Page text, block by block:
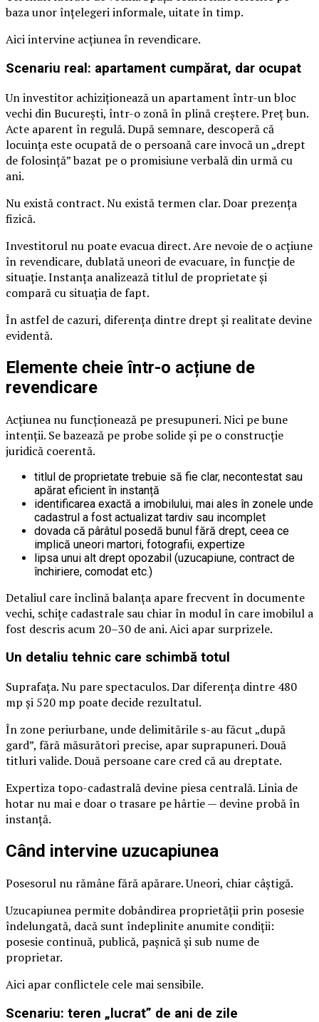
baza unor înțelegeri informale, uitate în timp.
Aici intervine acțiunea în revendicare.
Scenariu real: apartament cumpărat, dar ocupat
Un investitor achiziționează un apartament într-un bloc
vechi din București, într-o zonă în plină creștere. Preț bun.
Acte aparent în regulă. După semnare, descoperă că
locuința este ocupată de o persoană care invocă un „drept
de folosință” bazat pe o promisiune verbală din urmă cu
ani.
Nu există contract. Nu există termen clar. Doar prezența
fizică.
Investitorul nu poate evacua direct. Are nevoie de o acțiune
în revendicare, dublată uneori de evacuare, în funcție de
situație. Instanța analizează titlul de proprietate și
compară cu situația de fapt.
În astfel de cazuri, diferența dintre drept și realitate devine
evidentă.
Elemente cheie într-o acțiune de
revendicare
Acțiunea nu funcționează pe presupuneri. Nici pe bune
intenții. Se bazează pe probe solide și pe o construcție
juridică coerentă.
titlul de proprietate trebuie să fie clar, necontestat sau
apărat eficient în instanță
identificarea exactă a imobilului, mai ales în zonele unde
cadastrul a fost actualizat tardiv sau incomplet
dovada că pârâtul posedă bunul fără drept, ceea ce
implică uneori martori, fotografii, expertize
lipsa unui alt drept opozabil (uzucapiune, contract de
închiriere, comodat etc.)
Detaliul care înclină balanța apare frecvent în documente
vechi, schițe cadastrale sau chiar în modul în care imobilul a
fost descris acum 20–30 de ani. Aici apar surprizele.
Un detaliu tehnic care schimbă totul
Suprafața. Nu pare spectaculos. Dar diferența dintre 480
mp și 520 mp poate decide rezultatul.
În zone periurbane, unde delimitările s-au făcut „după
gard”, fără măsurători precise, apar suprapuneri. Două
titluri valide. Două persoane care cred că au dreptate.
Expertiza topo-cadastrală devine piesa centrală. Linia de
hotar nu mai e doar o trasare pe hârtie — devine probă în
instanță.
Când intervine uzucapiunea
Posesorul nu rămâne fără apărare. Uneori, chiar câștigă.
Uzucapiunea permite dobândirea proprietății prin posesie
îndelungată, dacă sunt îndeplinite anumite condiții:
posesie continuă, publică, pașnică și sub nume de
proprietar.
Aici apar conflictele cele mai sensibile.
Scenariu: teren „lucrat” de ani de zile